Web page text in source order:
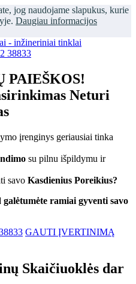
jog naudojame slapukus, kurie
Daugiau informacijos
38833
PAIEŠKOS!
Neturi
įrenginys geriausiai tinka
su pilnu išpildymu ir
savo Kasdienius Poreikius?
ramiai gyventi savo
GAUTI ĮVERTINIMĄ
Skaičiuoklės dar